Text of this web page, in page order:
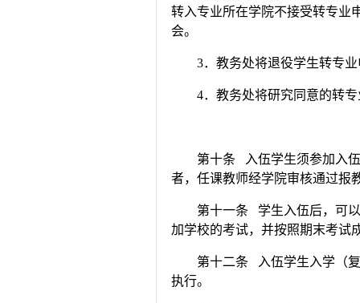
转入专业所在学院不接受转专业
会。
3．教务处将退役学生转专
4．教务处将研究同意的转
第十条 入伍学生须参加入
者，任课教师经学院审核通过报
第十一条 学生入伍后，可
加学校的考试，并按照期末考试
第十二条 入伍学生入学（
执行。